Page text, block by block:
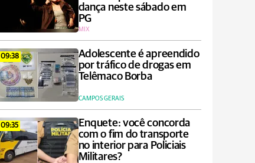
dança neste sábado em
PG
MIX
09:38
Adolescente é apreendido
por tráfico de drogas em
Telêmaco Borba
CAMPOS GERAIS
09:35
Enquete: você concorda
com o fim do transporte
no interior para Policiais
Militares?